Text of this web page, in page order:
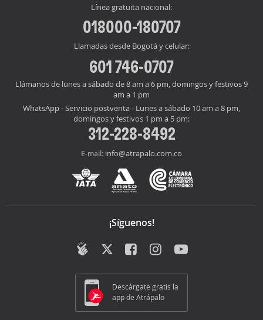
Línea gratuita nacional:
018000-180707
Llamadas desde Bogotá y celular:
601 746-0707
Llámanos de lunes a sábado de 8 am a 6 pm, domingos y festivos 9
am a 1 pm
WhatsApp - Servicio postventa - Lunes a sábado 10 am a 8 pm,
domingos y festivos 1 pm a 5 pm:
312-228-8492
E-mail: info@atrapalo.com.co
¡Síguenos!
Descárgate gratis la
app de Atrápalo